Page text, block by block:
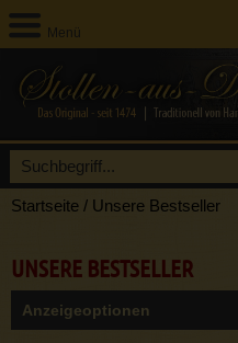
Menü
Startseite / Unsere Bestseller
UNSERE BESTSELLER
Anzeigeoptionen